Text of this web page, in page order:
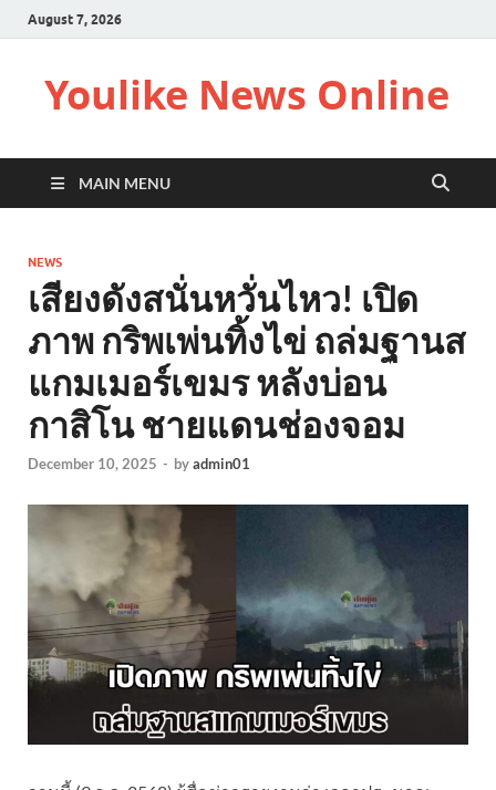
August 7, 2026
Youlike News Online
MAIN MENU
NEWS
เสียงดังสนั่นหวั่นไหว! เปิด
ภาพ กริพเพ่นทิ้งไข่ ถล่มฐานส
แกมเมอร์เขมร หลังบ่อน
กาสิโน ชายแดนช่องจอม
December 10, 2025 - byadmin01